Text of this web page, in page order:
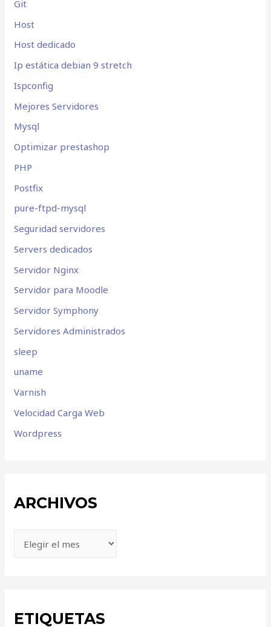
Git
Host
Host dedicado
Ip estática debian 9 stretch
Ispconfig
Mejores Servidores
Mysql
Optimizar prestashop
PHP
Postfix
pure-ftpd-mysql
Seguridad servidores
Servers dedicados
Servidor Nginx
Servidor para Moodle
Servidor Symphony
Servidores Administrados
sleep
uname
Varnish
Velocidad Carga Web
Wordpress
ARCHIVOS
ETIQUETAS